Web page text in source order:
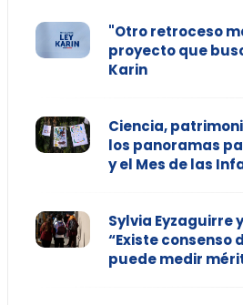
"Otro retroceso
proyecto que
Karin
Ciencia,
los panoramas
y el Mes de las
Sylvia Eyzaguirre
“Existe consenso
puede medir